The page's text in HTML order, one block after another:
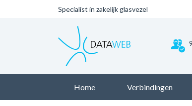
Specialist in zakelijk glasvezel
Home Verbindingen